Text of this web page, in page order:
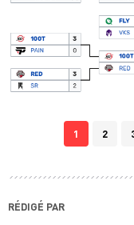
1 2
RÉDIGÉ PAR